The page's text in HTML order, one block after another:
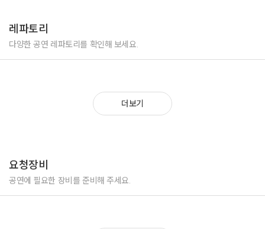
1990년
KBS 가요대상 가수상
제6회 골든 디스크 시상식 본상
MBC 10대 가수 가요제 가수상
제7회 골든 디스크 시상식 본상
레파토리
다양한 공연 레파토리를 확인해 보세요.
더보기
요청장비
공연에 필요한 장비를 준비해 주세요.